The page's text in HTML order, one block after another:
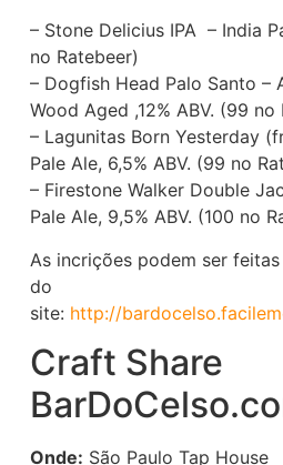
– Stone Delicius IPA – India
no Ratebeer)
– Dogfish Head Palo Santo –
Wood Aged ,12% ABV. (99 no
– Lagunitas Born Yesterday
Pale Ale, 6,5% ABV. (99 no
– Firestone Walker Double
Pale Ale, 9,5% ABV. (100 no
As incrições podem ser
do
site: http://
Craft Share
Onde: São Paulo Tap House